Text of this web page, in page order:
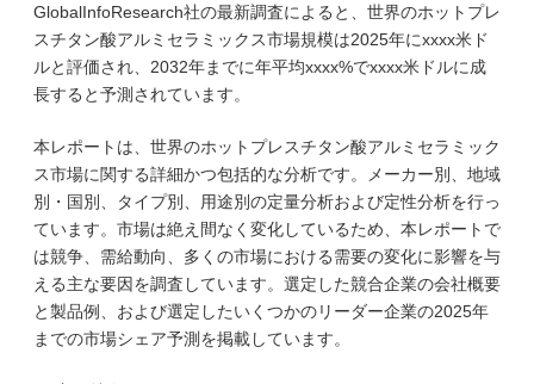
GlobalInfoResearch社の最新調査によると、世界のホットプレ
スチタン酸アルミセラミックス市場規模は2025年にxxxx米ド
ルと評価され、2032年までに年平均xxxx%でxxxx米ドルに成
長すると予測されています。
本レポートは、世界のホットプレスチタン酸アルミセラミック
ス市場に関する詳細かつ包括的な分析です。メーカー別、地域
別・国別、タイプ別、用途別の定量分析および定性分析を行っ
ています。市場は絶え間なく変化しているため、本レポートで
は競争、需給動向、多くの市場における需要の変化に影響を与
える主な要因を調査しています。選定した競合企業の会社概要
と製品例、および選定したいくつかのリーダー企業の2025年
までの市場シェア予測を掲載しています。